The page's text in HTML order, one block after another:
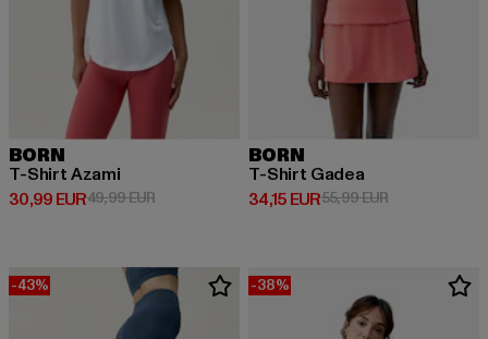
BORN
T-Shirt Azami
30,99 EUR
Derzeitiger Preis: 30,99 EUR
49,99 EURAktionspreis: 49,99 EUR
BORN
T-Shirt Gadea
34,15 EUR
Derzeitiger Preis: 34,15 EUR
55,99 EURAktionspreis:
-43% -38%